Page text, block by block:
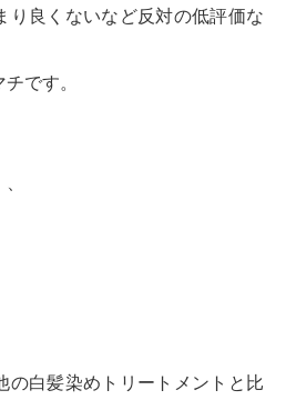
り良くないなど反対の低評価な
です。
の白髪染めトリートメントと比